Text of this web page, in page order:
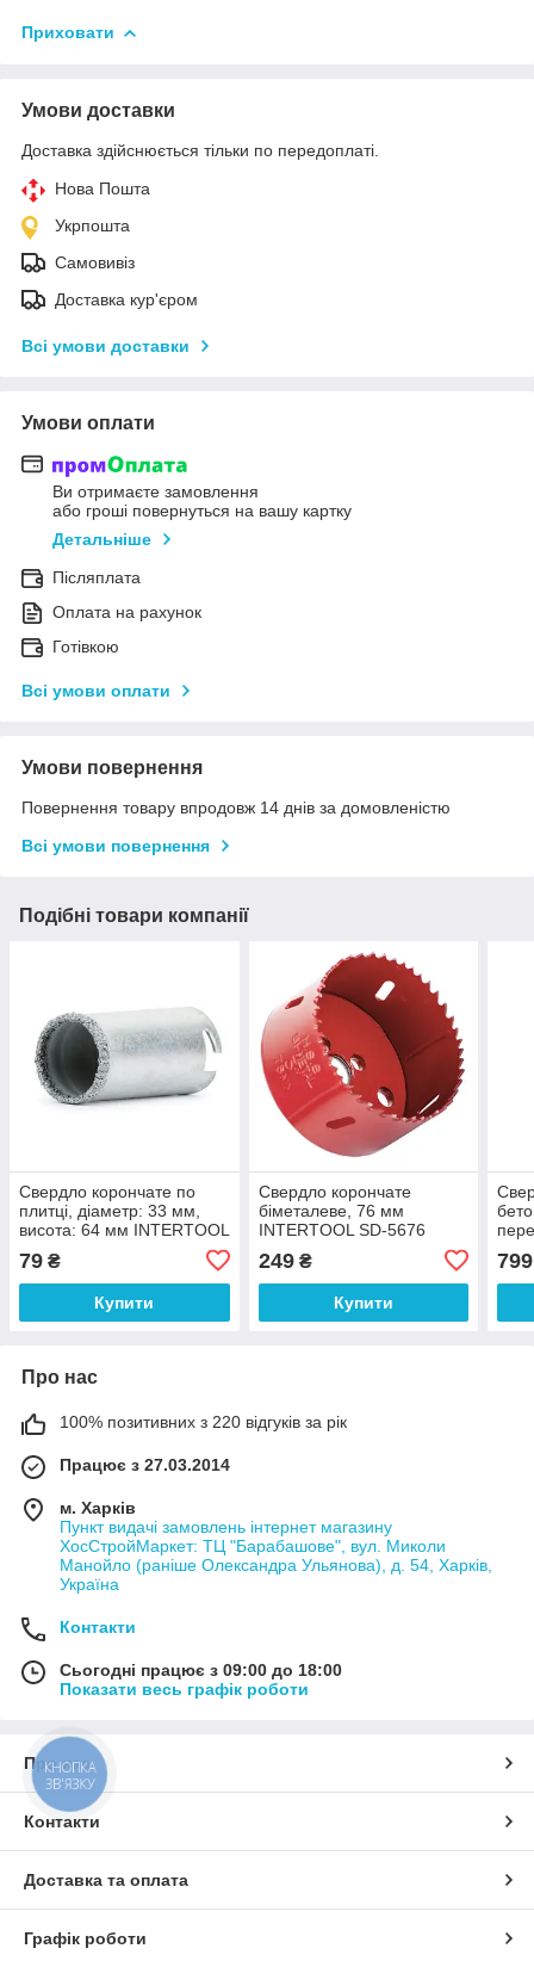
Приховати
Умови доставки
Доставка здійснюється тільки по передоплаті.
Нова Пошта
Укрпошта
Самовивіз
Доставка кур'єром
Всі умови доставки
Умови оплати
Ви отримаєте замовлення
або гроші повернуться на вашу картку
Детальніше
Післяплата
Оплата на рахунок
Готівкою
Всі умови оплати
Умови повернення
Повернення товару впродовж 14 днів за домовленістю
Всі умови повернення
Подібні товари компанії
Свердло корончате по
плитці, діаметр: 33 мм,
висота: 64 мм INTERTOOL
79 ₴
Купити
Свердло корончате
біметалеве, 76 мм
INTERTOOL SD-5676
249₴
Купити
799
Про нас
100% позитивних з 220 відгуків за рік
Працює з 27.03.2014
м. Харків
Пункт видачі замовлень інтернет магазину
ХосСтройМаркет: ТЦ "Барабашове", вул. Миколи
Манойло (раніше Олександра Ульянова), д. 54, Харків,
Україна
Контакти
Сьогодні працює з 09:00 до 18:00
Показати весь графік роботи
Про нас
Контакти
Доставка та оплата
Графік роботи
КНОПКА
ЗВ'ЯЗКУ